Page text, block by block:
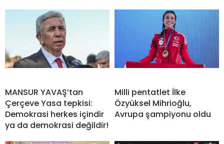
MANSUR YAVAŞ’tan
Çerçeve Yasa tepkisi:
Demokrasi herkes içindir
ya da demokrasi değildir!
Milli pentatlet İlke
Özyüksel Mihrioğlu,
Avrupa şampiyonu oldu